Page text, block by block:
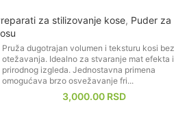
za stilizovanje kose, Puder za
3,000.00 RSD
Pruža dugotrajan volumen i teksturu kosi bez
otežavanja. Idealno za stvaranje mat efekta i
prirodnog izgleda. Jednostavna primena
omogućava brzo osvežavanje fri...